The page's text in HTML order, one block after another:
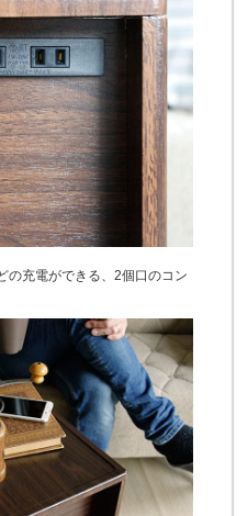
の充電ができる、2個口のコン